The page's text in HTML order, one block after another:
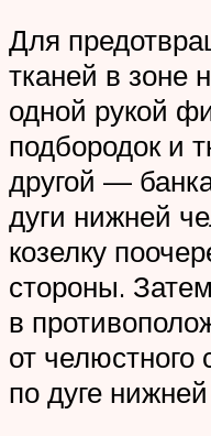
Для
тканей в зоне
одной рукой
подбородок и
другой —
дуги нижней
козелку
стороны.
в
от челюстного
по дуге